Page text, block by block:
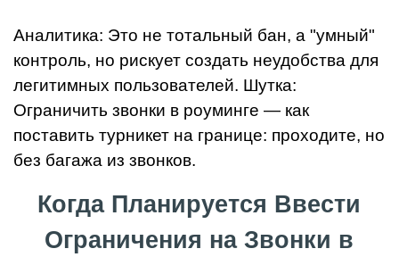
Аналитика: Это не тотальный бан, а "умный"
контроль, но рискует создать неудобства для
легитимных пользователей. Шутка:
Ограничить звонки в роуминге — как
поставить турникет на границе: проходите, но
без багажа из звонков.
Когда Планируется Ввести
Ограничения на Звонки в